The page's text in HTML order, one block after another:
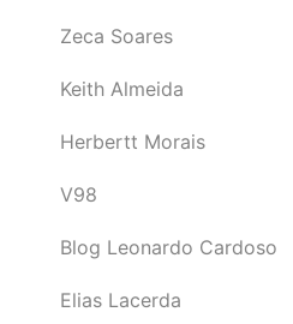
Zeca Soares
Keith Almeida
Herbertt Morais
V98
Blog Leonardo Cardoso
Elias Lacerda